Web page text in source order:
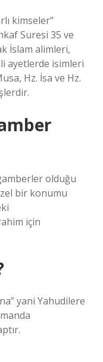
kimseler”
Suresi 35 ve
İslam alimleri,
ayetlerde isimleri
Hz. İsa ve Hz.
olduğu
bir konumu
için
yani Yahudilere